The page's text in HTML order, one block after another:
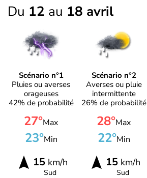
Du 12 au 18 avril
Scénario n°1
Pluies ou averses
orageuses
42% de probabilité
27°Max
23°Min
15km/h
Sud
Scénario n°2
Averses ou pluie
intermittente
26% de probabilité
28°Max
22°Min
15km/h
Sud